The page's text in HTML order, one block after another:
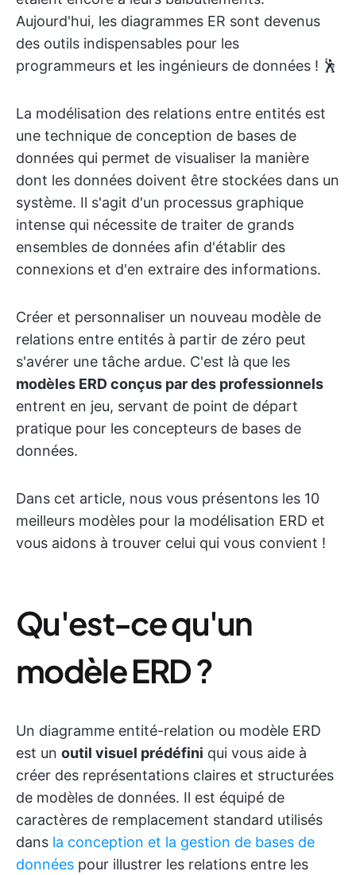
Aujourd'hui, les diagrammes ER sont devenus
des outils indispensables pour les
programmeurs et les ingénieurs de données ! 🕺
La modélisation des relations entre entités est
une technique de conception de bases de
données qui permet de visualiser la manière
dont les données doivent être stockées dans un
système. Il s'agit d'un processus graphique
intense qui nécessite de traiter de grands
ensembles de données afin d'établir des
connexions et d'en extraire des informations.
Créer et personnaliser un nouveau modèle de
relations entre entités à partir de zéro peut
s'avérer une tâche ardue. C'est là que les
modèles ERD conçus par des professionnels
entrent en jeu, servant de point de départ
pratique pour les concepteurs de bases de
données.
Dans cet article, nous vous présentons les 10
meilleurs modèles pour la modélisation ERD et
vous aidons à trouver celui qui vous convient !
Qu'est-ce qu'un
modèle ERD ?
Un diagramme entité-relation ou modèle ERD
est un outil visuel prédéfini qui vous aide à
créer des représentations claires et structurées
de modèles de données. Il est équipé de
caractères de remplacement standard utilisés
dans la conception et la gestion de bases de
données pour illustrer les relations entre les